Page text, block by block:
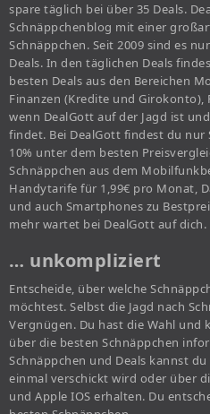
spare täglich bei über 35 Deals.
Schnäppchenblog mit einer
Schnäppchen. Seit 2009 sind es
Deals. In den täglichen Deals
besten Deals aus den Bereichen
Finanzen (Kredite und Girokonto),
wenn DealGott auf der Jagd ist
findet. Bei DealGott findest du nur
10% unter dem besten
Schnäppchen aus dem
Handytarife für 1,99€ pro Monat,
und auch Smartphones zu
mehr wartet bei DealGott auf dich.
… unkompliziert
Entscheide, über welche
möchtest. Selbst die Jagd nach
Vergnügen. Du hast die Wahl und
über die besten Schnäppchen
Schnäppchen und Deals kannst
einmal verschickt wird oder über
und Apple IOS erhalten. Du